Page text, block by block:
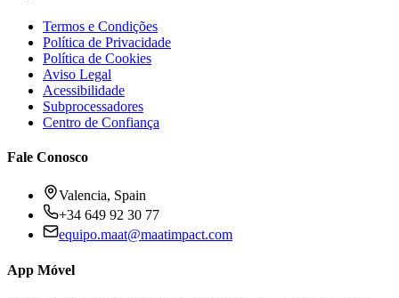
Termos e Condições
Política de Privacidade
Política de Cookies
Aviso Legal
Acessibilidade
Subprocessadores
Centro de Confiança
Fale Conosco
Valencia, Spain
+34 649 92 30 77
equipo.maat@maatimpact.com
App Móvel